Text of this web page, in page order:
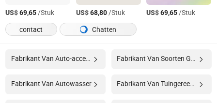
US$69,65/Stuk US$68,80/Stuk US$69,65/Stuk
contact
Chatten
Fabrikant Van Auto-accessoire
Fabrikant Van Autowasser Fabrikant Van Tuingereedschap